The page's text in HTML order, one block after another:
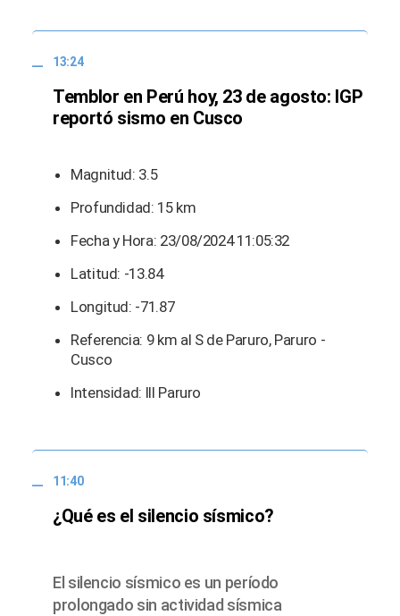
13:24
Temblor en Perú hoy, 23 de agosto: IGP
reportó sismo en Cusco
Magnitud: 3.5
Profundidad: 15 km
Fecha y Hora: 23/08/2024 11:05:32
Latitud: -13.84
Longitud: -71.87
Referencia: 9 km al S de Paruro, Paruro -
Cusco
Intensidad: III Paruro
11:40
¿Qué es el silencio sísmico?
El silencio sísmico es un período
prolongado sin actividad sísmica